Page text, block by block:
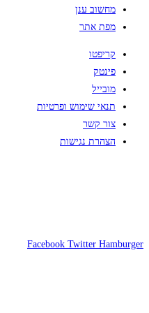
מחשוב ענן
מפת אתר
קריפטו
פינטק
מובייל
תנאי שימוש ופרטיות
צור קשר
הצהרת נגישות
Facebook Twitter Hamburger